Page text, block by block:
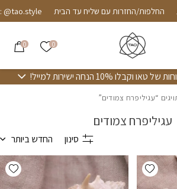
החלפות/החזרות עם שליח עד הבית
0 הרשימה
0
10% הנחה ישירות למייל!
“עגיליפרח צמודים”
עגיליפרח צמודים
סינון החדש ביותר
Add wishlist